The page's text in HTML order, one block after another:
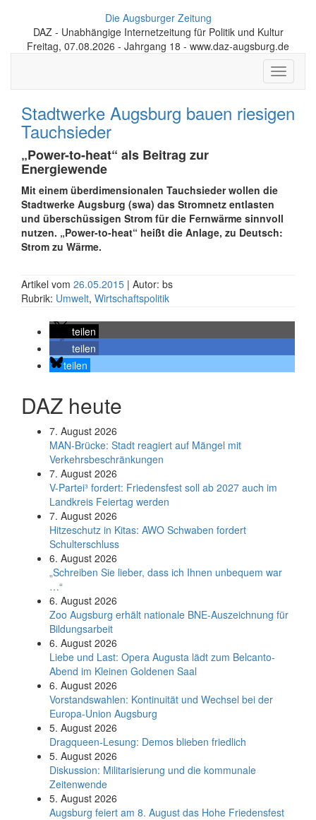
Die Augsburger Zeitung
DAZ - Unabhängige Internetzeitung für Politik und Kultur
Freitag, 07.08.2026 - Jahrgang 18 - www.daz-augsburg.de
Toggle
Stadtwerke Augsburg bauen riesigen
Tauchsieder
„Power-to-heat“ als Beitrag zur
Energiewende
Mit einem überdimensionalen Tauchsieder wollen die
Stadtwerke Augsburg (swa) das Stromnetz entlasten
und überschüssigen Strom für die Fernwärme sinnvoll
nutzen. „Power-to-heat“ heißt die Anlage, zu Deutsch:
Strom zu Wärme.
Artikel vom 26.05.2015 | Autor: bs
Rubrik: Umwelt, Wirtschaftspolitik
teilen
teilen
teilen
DAZ heute
7. August 2026
MAN-Brücke: Stadt reagiert auf Mängel mit
Verkehrsbeschränkungen
7. August 2026
V-Partei­³ fordert: Friedens­fest soll ab 2027 auch im
Land­kreis Feier­tag werden
7. August 2026
Hitzeschutz in Kitas: AWO Schwaben fordert
Schulterschluss
6. August 2026
„Schreiben Sie lieber, dass ich Ihnen unbequem war
…“
6. August 2026
Zoo Augsburg erhält nationale BNE-Auszeichnung für
Bildungsarbeit
6. August 2026
Liebe und Last: Opera Augusta lädt zum Belcanto-
Abend im Kleinen Goldenen Saal
6. August 2026
Vorstandswahlen: Kontinuität und Wechsel bei der
Europa-Union Augsburg
5. August 2026
Dragqueen-Lesung: Demos blieben friedlich
5. August 2026
Diskussion: Mi­li­ta­ri­sie­rung und die kommunale
Zeitenwende
5. August 2026
Augsburg feiert am 8. August das Hohe Friedensfest